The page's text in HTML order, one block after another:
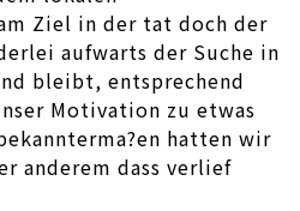
Ziel in der tat doch der
aufwarts der Suche in
bleibt, entsprechend
Motivation zu etwas
hatten wir
anderem dass verlief